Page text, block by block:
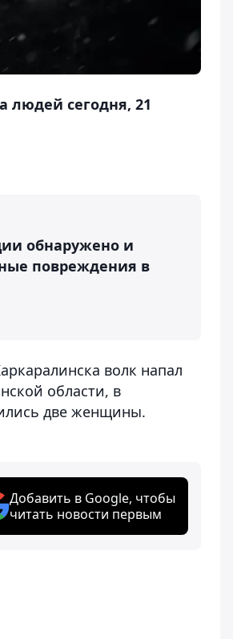
людей сегодня, 21
обнаружено и
повреждения в
волк напал
области, в
две женщины.
Добавить в Google, чтобы
читать новости первым